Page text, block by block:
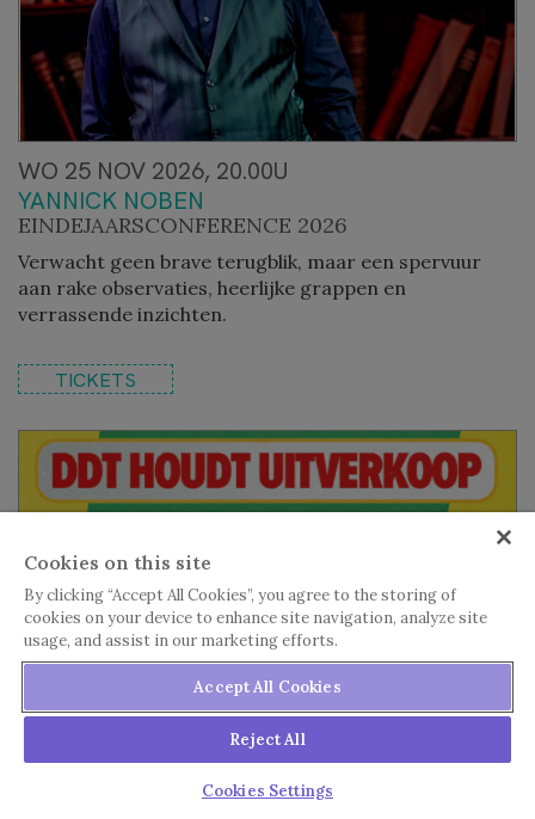
WO 25 NOV 2026, 20.00U
YANNICK NOBEN
EINDEJAARSCONFERENCE 2026
Verwacht geen brave terugblik, maar een spervuur
aan rake observaties, heerlijke grappen en
verrassende inzichten.
TICKETS
Cookies on this site
By clicking “Accept All Cookies”, you agree to the storing of
cookies on your device to enhance site navigation, analyze site
usage, and assist in our marketing efforts.
Accept All Cookies
Reject All
Cookies Settings